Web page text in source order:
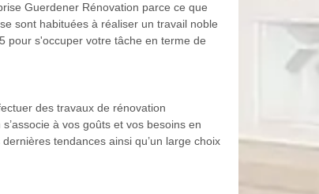
Guerdener Rénovation parce ce que
sont habituées à réaliser un travail noble
pour s'occuper votre tâche en terme de
des travaux de rénovation
à vos goûts et vos besoins en
tendances ainsi qu’un large choix